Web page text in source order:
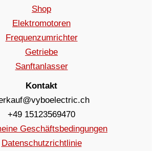
Shop
Elektromotoren
Frequenzumrichter
Getriebe
Sanftanlasser
Kontakt
+49 15123569470
Geschäftsbedingungen
Datenschutzrichtlinie